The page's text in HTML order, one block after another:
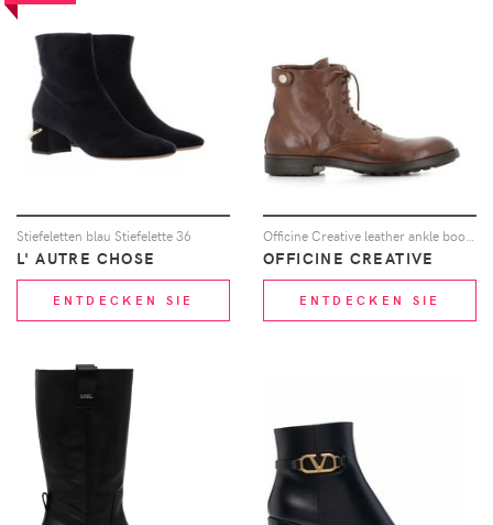
Stiefeletten blau Stiefelette 36
L' AUTRE CHOSE
ENTDECKEN SIE
Officine Creative leather ankle boots - Braun
OFFICINE CREATIVE
ENTDECKEN SIE